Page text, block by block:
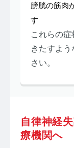
膀胱の筋肉
す
これらの
きたすよ
さい。
自律神経
療機関へ